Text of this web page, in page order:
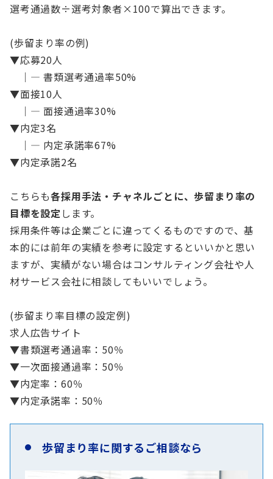
選考通過数÷選考対象者×100で算出できます。
(歩留まり率の例)
▼応募20人
｜― 書類選考通過率50%
▼面接10人
｜― 面接通過率30%
▼内定3名
｜― 内定承諾率67%
▼内定承諾2名
こちらも各採用手法・チャネルごとに、歩留まり率の
目標を設定します。
採用条件等は企業ごとに違ってくるものですので、基
本的には前年の実績を参考に設定するといいかと思い
ますが、実績がない場合はコンサルティング会社や人
材サービス会社に相談してもいいでしょう。
(歩留まり率目標の設定例)
求人広告サイト
▼書類選考通過率：50％
▼一次面接通過率：50％
▼内定率：60％
▼内定承諾率：50％
歩留まり率に関するご相談なら